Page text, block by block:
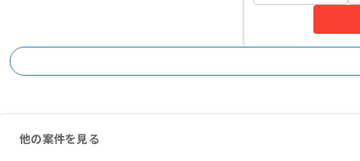
他の案件を見る